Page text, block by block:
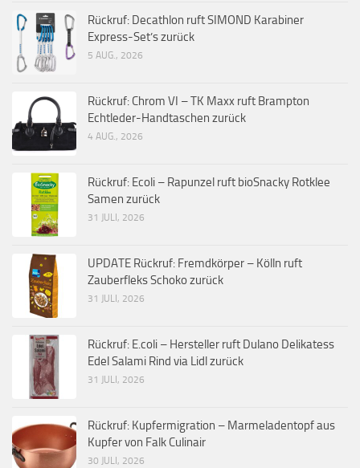
Rückruf: Decathlon ruft SIMOND Karabiner
Express-Set’s zurück
5 AUG., 2026
Rückruf: Chrom VI – TK Maxx ruft Brampton
Echtleder-Handtaschen zurück
4 AUG., 2026
Rückruf: Ecoli – Rapunzel ruft bioSnacky Rotklee
Samen zurück
31 JULI, 2026
UPDATE Rückruf: Fremdkörper – Kölln ruft
Zauberfleks Schoko zurück
31 JULI, 2026
Rückruf: E.coli – Hersteller ruft Dulano Delikatess
Edel Salami Rind via Lidl zurück
31 JULI, 2026
Rückruf: Kupfermigration – Marmeladentopf aus
Kupfer von Falk Culinair
30 JULI, 2026